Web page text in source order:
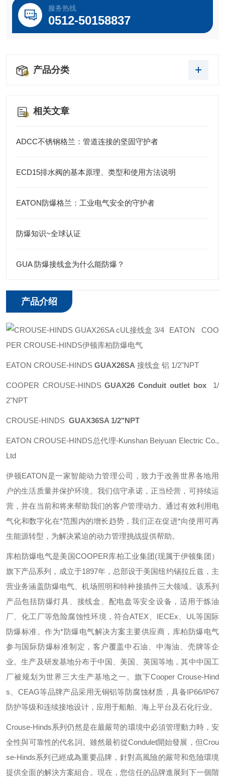
服务热线
0512-50158837
产品分类
相关文章
ADCC不锈钢格兰：管道连接的坚固守护者
ECD15排水阀的基本原理、类型和使用方法说明
EATON防爆格兰：工业电气安全的守护者
防爆知识~全球认证
GUA 防爆接线盒为什么能防爆？
产品介绍
EATON COO
PER CROUSE-HINDS伊顿库柏防爆电气
EATON CROUSE-HINDS GUAX26SA 接线盒 铝 1/2"NPT
COOPER CROUSE-HINDSGUAX26 Conduit outlet box1/
2"NPT
CROUSE-HINDS GUAX36SA 1/2"NPT
EATON CROUSE-HINDS总代理-Kunshan Beiyuan Electric Co.,
Ltd
伊顿EATON是一家智能动力管理公司，致力于改善世界各地用
户的生活质量并保护环境。我们信守承诺，正当经营，可持续运
营，并在当前和将来帮助我们的客户管理动力。通过有效利用电
气化和数字化在*范围内的增长趋势，我们正在促进*向使用可再
生能源转型，为解决紧迫的动力管理挑战提供帮助。
库柏防爆电气是美国COOPER库柏工业集团(现属于伊顿集团）
旗下产品系列，成立于1897年，总部设于美国纽约锡拉丘兹，主
营业务涵盖防爆电气、机场照明和特种接插件三大领域。该系列
产品包括防爆灯具、接线盒、配电盘等安全设备，适用于炼油
厂、化工厂等危险腐蚀性环境，符合ATEX IECEx UL 等国际
防爆标准。作为*防爆电气解决方案主要供应商，库柏防爆电气
参与国际防爆标准制定，客户覆盖中石油、中海油、壳牌等企
业。生产及研发基地分布于中国、美国、英国等地，其中中国工
厂被规划为世界三大生产基地之一。旗下Cooper Crouse-Hind
s
CEAG等品牌产品采用无铜铝等防腐蚀材质，具备IP66/IP67
防护等级和连续接地设计，应用于船舶、海上平台及石化行业。
Crouse-Hinds系列仍然是在最嚴苛的環境中必須管理動力時，安
全性與可靠性的代名詞。雖然最初從Condulet開始發展，但Crou
se-Hinds系列已經成為重要品牌，針對高風險的嚴苛和危險環境
提供全面的解決方案組合。現在，您信任的品牌進展到下一個階